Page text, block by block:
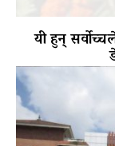
यी हुन्